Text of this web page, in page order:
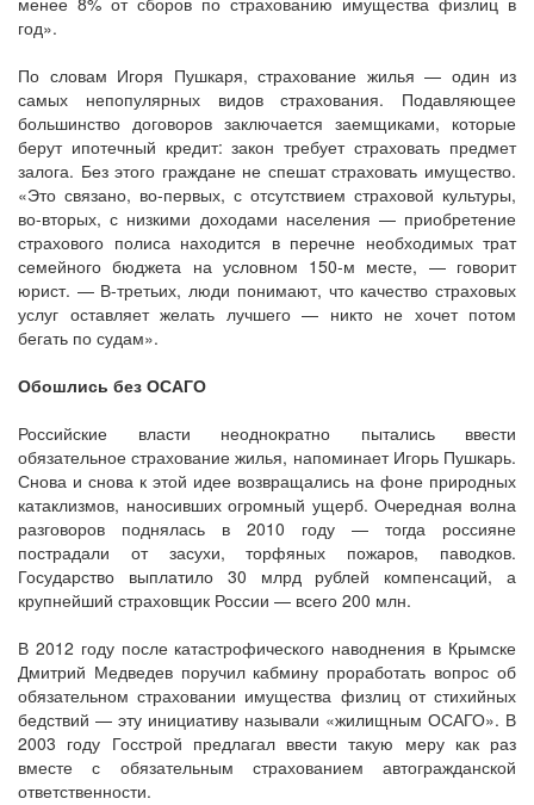
год».
По словам Игоря Пушкаря, страхование жилья — один из
самых непопулярных видов страхования. Подавляющее
большинство договоров заключается заемщиками, которые
берут ипотечный кредит: закон требует страховать предмет
залога. Без этого граждане не спешат страховать имущество.
«Это связано, во-первых, с отсутствием страховой культуры,
во-вторых, с низкими доходами населения — приобретение
страхового полиса находится в перечне необходимых трат
семейного бюджета на условном 150-м месте, — говорит
юрист. — В-третьих, люди понимают, что качество страховых
услуг оставляет желать лучшего — никто не хочет потом
бегать по судам».
Обошлись без ОСАГО
Российские власти неоднократно пытались ввести
обязательное страхование жилья, напоминает Игорь Пушкарь.
Снова и снова к этой идее возвращались на фоне природных
катаклизмов, наносивших огромный ущерб. Очередная волна
разговоров поднялась в 2010 году — тогда россияне
пострадали от засухи, торфяных пожаров, паводков.
Государство выплатило 30 млрд рублей компенсаций, а
крупнейший страховщик России — всего 200 млн.
В 2012 году после катастрофического наводнения в Крымске
Дмитрий Медведев поручил кабмину проработать вопрос об
обязательном страховании имущества физлиц от стихийных
бедствий — эту инициативу называли «жилищным ОСАГО». В
2003 году Госстрой предлагал ввести такую меру как раз
вместе с обязательным страхованием автогражданской
ответственности.